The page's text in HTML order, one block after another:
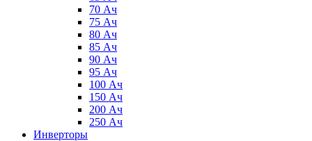
70 Ач
75 Ач
80 Ач
85 Ач
90 Ач
95 Ач
100 Ач
150 Ач
200 Ач
250 Ач
Инверторы